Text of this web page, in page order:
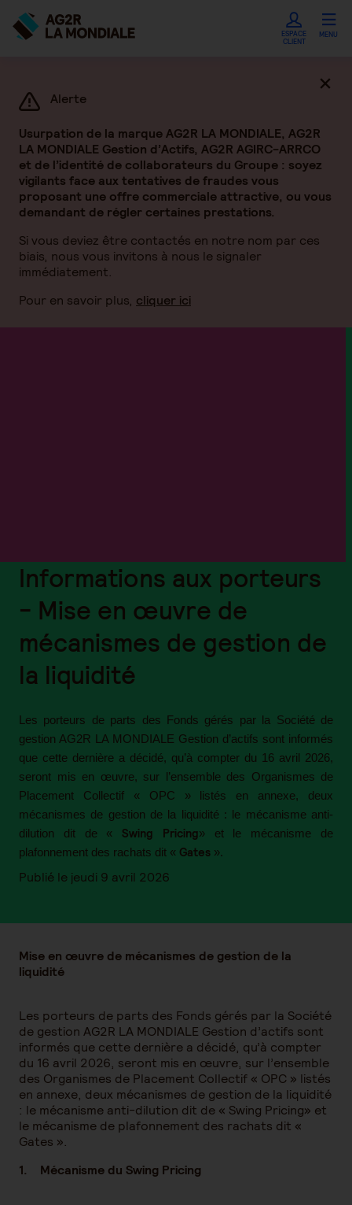
ESPACE
CLIENT
MENU
Alerte
Usurpation de la marque AG2R LA MONDIALE, AG2R
LA MONDIALE Gestion d’Actifs, AG2R AGIRC-ARRCO
et de l’identité de collaborateurs du Groupe : soyez
vigilants face aux tentatives de fraudes vous
proposant une offre commerciale attractive, ou vous
demandant de régler certaines prestations.
Si vous deviez être contactés en notre nom par ces
biais, nous vous invitons à nous le signaler
immédiatement.
Pour en savoir plus, cliquer ici
Informations aux porteurs
- Mise en œuvre de
mécanismes de gestion de
la liquidité
Les porteurs de parts des Fonds gérés par la Société de
gestion AG2R LA MONDIALE Gestion d’actifs sont informés
que cette dernière a décidé, qu’à compter du 16 avril 2026,
seront mis en œuvre, sur l’ensemble des Organismes de
Placement Collectif « OPC » listés en annexe, deux
mécanismes de gestion de la liquidité : le mécanisme anti-
dilution dit de « Swing Pricing» et le mécanisme de
plafonnement des rachats dit « Gates ».
Publié le jeudi 9 avril 2026
Mise en œuvre de mécanismes de gestion de la
liquidité
Les porteurs de parts des Fonds gérés par la Société
de gestion AG2R LA MONDIALE Gestion d’actifs sont
informés que cette dernière a décidé, qu’à compter
du 16 avril 2026, seront mis en œuvre, sur l’ensemble
des Organismes de Placement Collectif « OPC » listés
en annexe, deux mécanismes de gestion de la liquidité
: le mécanisme anti-dilution dit de « Swing Pricing» et
le mécanisme de plafonnement des rachats dit «
Gates ».
1. Mécanisme du Swing Pricing